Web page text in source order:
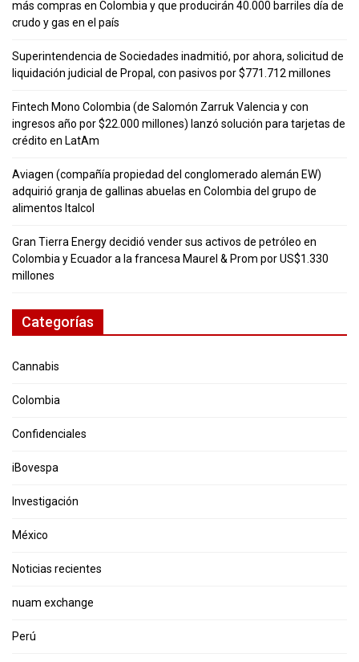
más compras en Colombia y que producirán 40.000 barriles día de
crudo y gas en el país
Superintendencia de Sociedades inadmitió, por ahora, solicitud de
liquidación judicial de Propal, con pasivos por $771.712 millones
Fintech Mono Colombia (de Salomón Zarruk Valencia y con
ingresos año por $22.000 millones) lanzó solución para tarjetas de
crédito en LatAm
Aviagen (compañía propiedad del conglomerado alemán EW)
adquirió granja de gallinas abuelas en Colombia del grupo de
alimentos Italcol
Gran Tierra Energy decidió vender sus activos de petróleo en
Colombia y Ecuador a la francesa Maurel & Prom por US$1.330
millones
Categorías
Cannabis
Colombia
Confidenciales
iBovespa
Investigación
México
Noticias recientes
nuam exchange
Perú